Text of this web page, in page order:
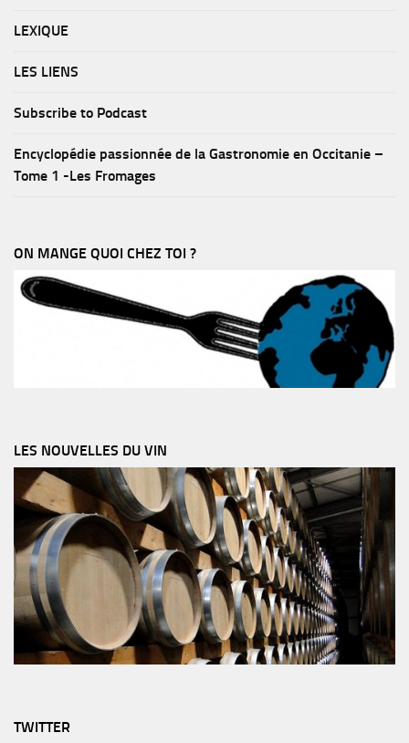
LEXIQUE
LES LIENS
Subscribe to Podcast
Encyclopédie passionnée de la Gastronomie en Occitanie –
Tome 1 -Les Fromages
ON MANGE QUOI CHEZ TOI ?
LES NOUVELLES DU VIN
TWITTER